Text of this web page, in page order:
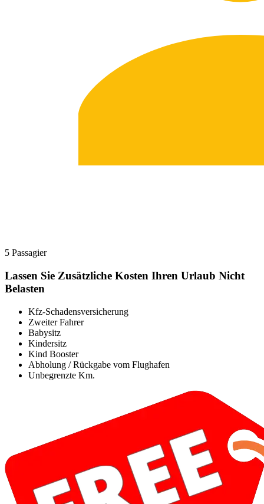
5 Passagier
Lassen Sie Zusätzliche Kosten Ihren Urlaub Nicht
Belasten
Kfz-Schadensversicherung
Zweiter Fahrer
Babysitz
Kindersitz
Kind Booster
Abholung / Rückgabe vom Flughafen
Unbegrenzte Km.